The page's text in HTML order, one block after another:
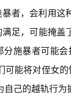
者，会利用这
足，可能掩
施暴者可能
可能将对侄女
自己的越轨行